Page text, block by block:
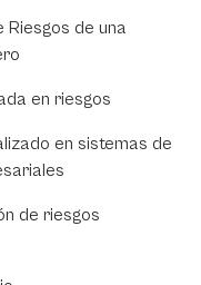
de una
en riesgos
en sistemas de
de riesgos